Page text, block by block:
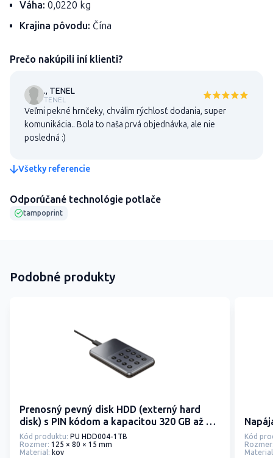
Váha: 0,0220 kg
Krajina pôvodu: Čína
Prečo nakúpili iní klienti?
., TENEL
TENEL
Veľmi pekné hrnčeky, chválim rýchlosť dodania, super
komunikácia.. Bola to naša prvá objednávka, ale nie
posledná :)
Všetky referencie
Odporúčané technológie potlače
tampoprint
Podobné produkty
Prenosný pevný disk HDD (externý hard
disk) s PIN kódom a kapacitou 320 GB až 2
TB
Kód produktu: PU HDD004-1TB
Rozmer: 125 × 80 × 15 mm
Material: kov
Kód